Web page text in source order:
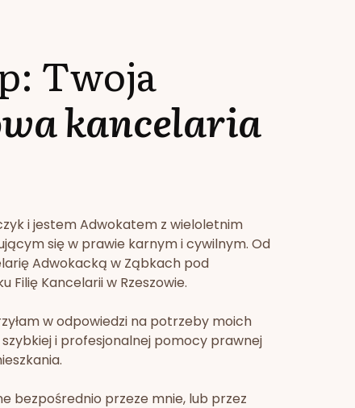
Twoja
kancelaria
i jestem Adwokatem z wieloletnim
się w prawie karnym i cywilnym. Od
Adwokacką w Ząbkach pod
Filię Kancelarii w Rzeszowie.
w odpowiedzi na potrzeby moich
i profesjonalnej pomocy prawnej
bezpośrednio przeze mnie, lub przez